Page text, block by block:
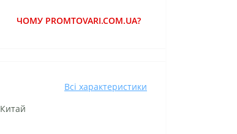
ЧОМУ PROMTOVARI.COM.UA?
Всі характеристики
Китай